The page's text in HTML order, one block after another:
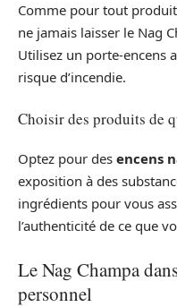
Comme pour tout
ne jamais laisser le Nag
Utilisez un porte-encens
risque d’incendie.
Choisir des produits de
Optez pour des encens
exposition à des
ingrédients pour vous
l’authenticité de ce que
Le Nag Champa
personnel